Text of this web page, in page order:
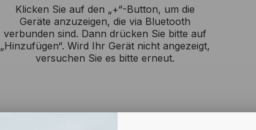
Klicken Sie auf den „+“-Button, um die
Geräte anzuzeigen, die via Bluetooth
verbunden sind. Dann drücken Sie bitte auf
„Hinzufügen“. Wird Ihr Gerät nicht angezeigt,
versuchen Sie es bitte erneut.